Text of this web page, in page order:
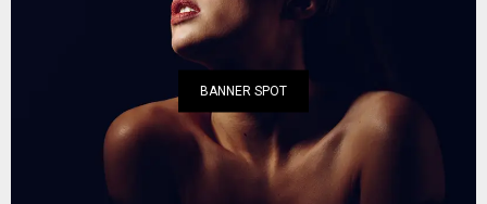
BANNER SPOT